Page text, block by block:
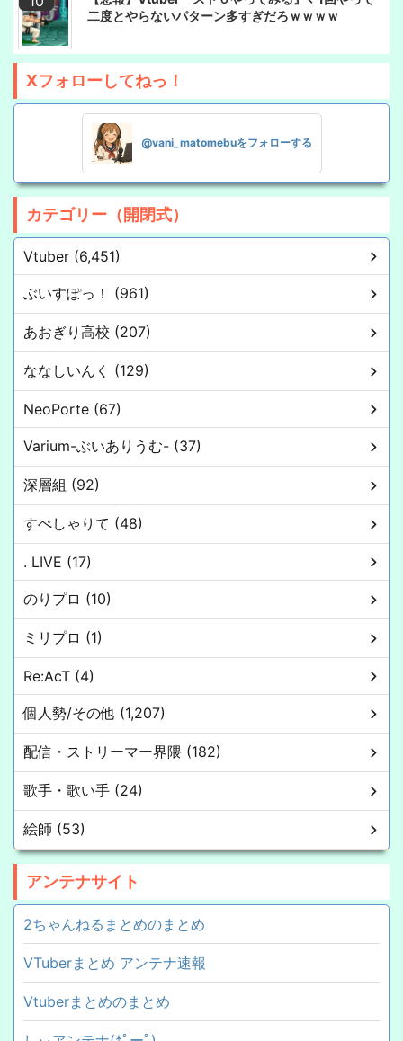
二度とやらないパターン多すぎだろｗｗｗｗ
Xフォローしてねっ！
@vani_matomebuをフォローする
カテゴリー（開閉式）
Vtuber (6,451)
ぶいすぽっ！ (961)
あおぎり高校 (207)
ななしいんく (129)
NeoPorte (67)
Varium-ぶいありうむ- (37)
深層組 (92)
すぺしゃりて (48)
. LIVE (17)
のりプロ (10)
ミリプロ (1)
Re:AcT (4)
個人勢/その他 (1,207)
配信・ストリーマー界隈 (182)
歌手・歌い手 (24)
絵師 (53)
アンテナサイト
2ちゃんねるまとめのまとめ
VTuberまとめ アンテナ速報
Vtuberまとめのまとめ